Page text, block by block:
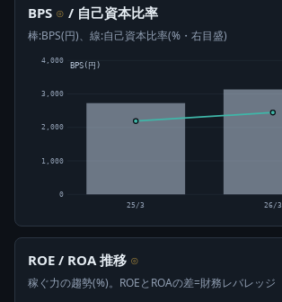
BPS ⊙ / 自己資本比率
棒:BPS(円)、線:自己資本比率(%・右目盛)
0
1,000
2,000
3,000
4,000
25/3 26/3
BPS(円)
ROE / ROA 推移 ⊙
稼ぐ力の趨勢(%)。ROEとROAの差=財務レバレッジ